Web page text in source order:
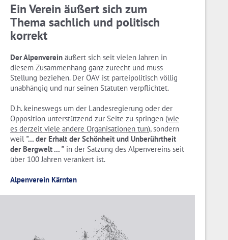
Ein Verein äußert sich zum
Thema sachlich und politisch
korrekt
Der Alpenverein äußert sich seit vielen Jahren in
diesem Zusammenhang ganz zurecht und muss
Stellung beziehen. Der ÖAV ist parteipolitisch völlig
unabhängig und nur seinen Statuten verpflichtet.
D.h. keineswegs um der Landesregierung oder der
Opposition unterstützend zur Seite zu springen (wie
es derzeit viele andere Organisationen tun), sondern
weil "... der Erhalt der Schönheit und Unberührtheit
der Bergwelt ... " in der Satzung des Alpenvereins seit
über 100 Jahren verankert ist.
Alpenverein Kärnten